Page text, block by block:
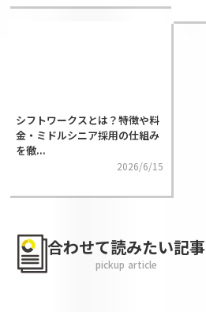
シフトワークスとは？特徴や料
金・ミドルシニア採用の仕組み
を徹...
2026/6/15
合わせて読みたい記事
pickup article